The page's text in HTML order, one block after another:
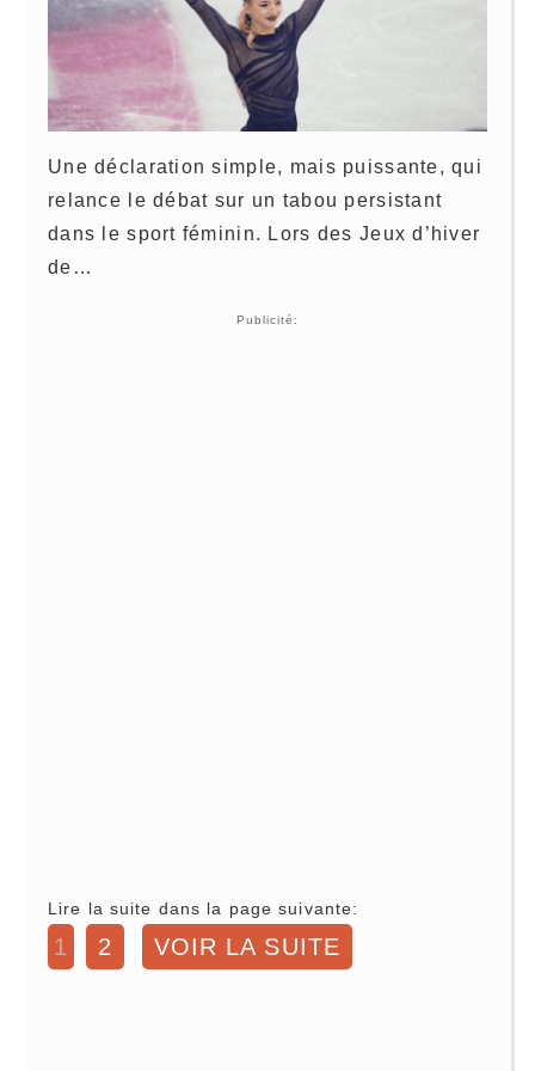
Une déclaration simple, mais puissante, qui
relance le débat sur un tabou persistant
dans le sport féminin. Lors des Jeux d’hiver
de…
Publicité:
Lire la suite dans la page suivante:
1 2 VOIR LA SUITE